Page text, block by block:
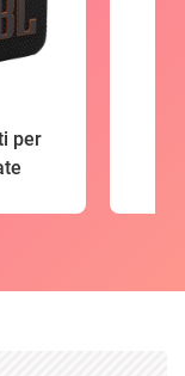
per